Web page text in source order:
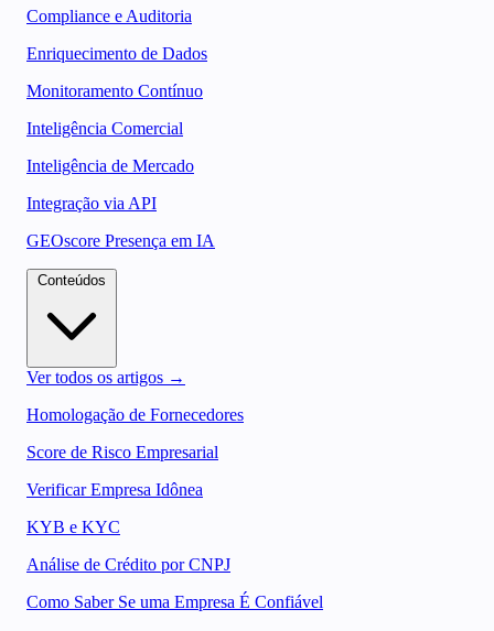
Compliance e Auditoria
Enriquecimento de Dados
Monitoramento Contínuo
Inteligência Comercial
Inteligência de Mercado
Integração via API
GEOscore Presença em IA
Ver todos os artigos →
Homologação de Fornecedores
Score de Risco Empresarial
Verificar Empresa Idônea
KYB e KYC
Análise de Crédito por CNPJ
Como Saber Se uma Empresa É Confiável